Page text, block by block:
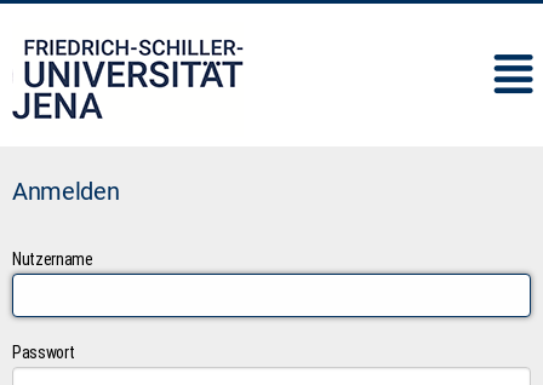
Anmelden
Nutzername
Passwort